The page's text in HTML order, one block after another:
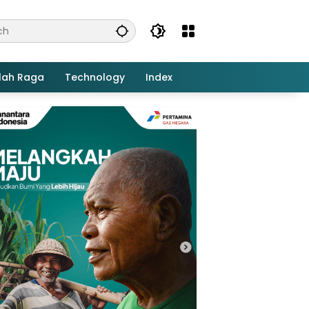
Raga Technology Index